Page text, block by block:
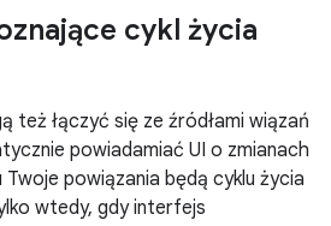
cykl życia
też łączyć się ze źródłami wiązań
powiadamiać UI o zmianach
powiązania będą cyklu życia
wtedy, gdy interfejs